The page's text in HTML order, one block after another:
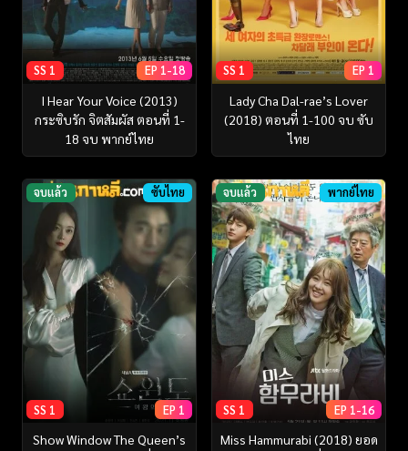
SS 1 EP 1-18
I Hear Your Voice (2013)
กระซิบรัก จิตสัมผัส ตอนที่ 1-
18 จบ พากย์ไทย
SS 1 EP 1
Lady Cha Dal-rae’s Lover
(2018) ตอนที่ 1-100 จบ ซับ
ไทย
จบแล้ว ซับไทย
SS 1 EP 1
Show Window The Queen’s
จบแล้ว พากย์ไทย
SS 1 EP 1-16
Miss Hammurabi (2018) ยอด